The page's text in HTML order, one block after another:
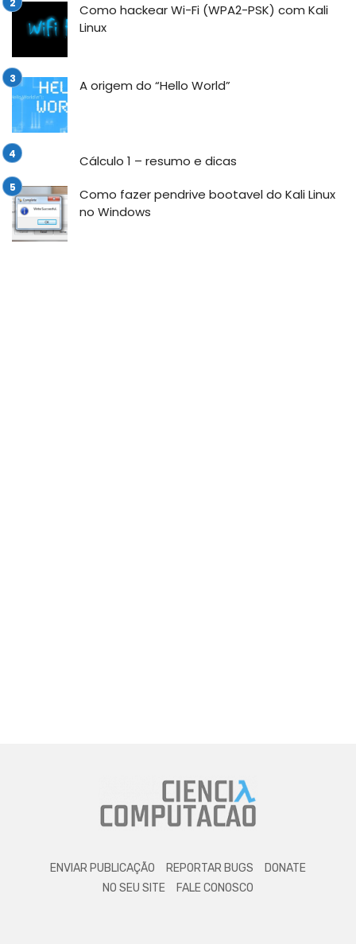
Como hackear Wi-Fi (WPA2-PSK) com Kali
Linux
A origem do “Hello World”
Cálculo 1 – resumo e dicas
Como fazer pendrive bootavel do Kali Linux
no Windows
ENVIAR PUBLICAÇÃO REPORTAR BUGS
DONATE
NO SEU SITE
FALE CONOSCO